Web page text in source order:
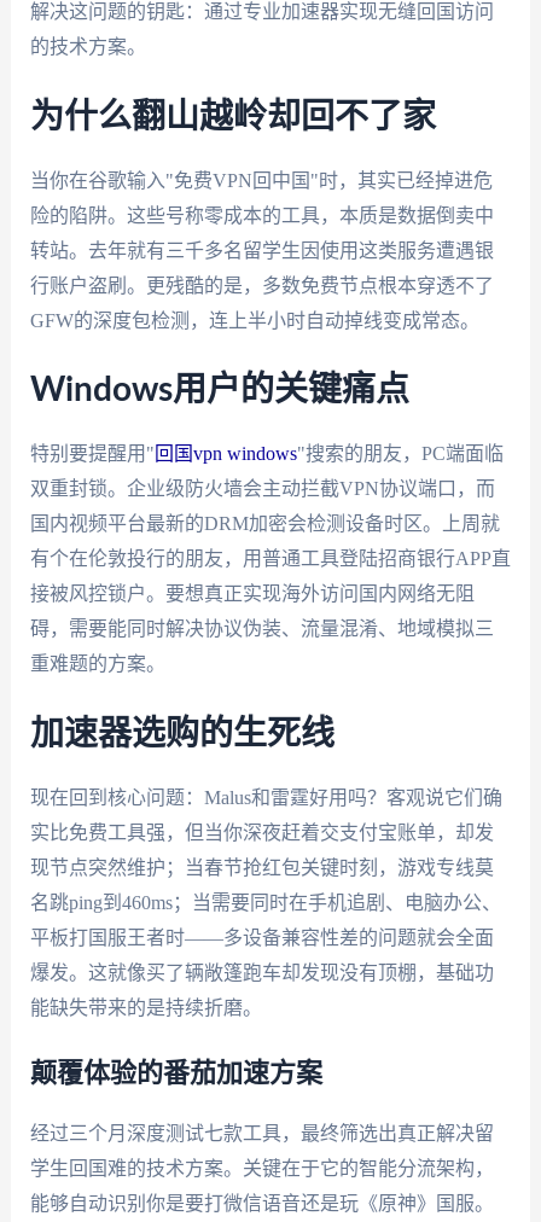
解决这问题的钥匙：通过专业加速器实现无缝回国访问
的技术方案。
为什么翻山越岭却回不了家
当你在谷歌输入"免费VPN回中国"时，其实已经掉进危
险的陷阱。这些号称零成本的工具，本质是数据倒卖中
转站。去年就有三千多名留学生因使用这类服务遭遇银
行账户盗刷。更残酷的是，多数免费节点根本穿透不了
GFW的深度包检测，连上半小时自动掉线变成常态。
Windows用户的关键痛点
特别要提醒用"回国vpn windows"搜索的朋友，PC端面临
双重封锁。企业级防火墙会主动拦截VPN协议端口，而
国内视频平台最新的DRM加密会检测设备时区。上周就
有个在伦敦投行的朋友，用普通工具登陆招商银行APP直
接被风控锁户。要想真正实现海外访问国内网络无阻
碍，需要能同时解决协议伪装、流量混淆、地域模拟三
重难题的方案。
加速器选购的生死线
现在回到核心问题：Malus和雷霆好用吗？客观说它们确
实比免费工具强，但当你深夜赶着交支付宝账单，却发
现节点突然维护；当春节抢红包关键时刻，游戏专线莫
名跳ping到460ms；当需要同时在手机追剧、电脑办公、
平板打国服王者时——多设备兼容性差的问题就会全面
爆发。这就像买了辆敞篷跑车却发现没有顶棚，基础功
能缺失带来的是持续折磨。
颠覆体验的番茄加速方案
经过三个月深度测试七款工具，最终筛选出真正解决留
学生回国难的技术方案。关键在于它的智能分流架构，
能够自动识别你是要打微信语音还是玩《原神》国服。